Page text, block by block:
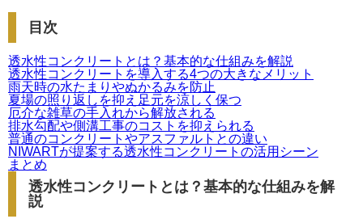
目次
透水性コンクリートとは？基本的な仕組みを解説
透水性コンクリートを導入する4つの大きなメリット
雨天時の水たまりやぬかるみを防止
夏場の照り返しを抑え足元を涼しく保つ
厄介な雑草の手入れから解放される
排水勾配や側溝工事のコストを抑えられる
普通のコンクリートやアスファルトとの違い
NIWARTが提案する透水性コンクリートの活用シーン
まとめ
透水性コンクリートとは？基本的な仕組みを解
説